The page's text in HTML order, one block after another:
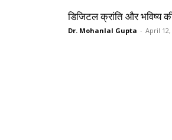
डिजिटल क्रांति और भविष्य
Dr. Mohanlal Gupta - April 12,